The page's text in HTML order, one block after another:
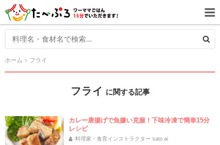
ホーム フライ
フライ に関する記事
カレー唐揚げで魚嫌い克服！下味冷凍で簡単15分
レシピ
料理家・食育インストラクター sato ai